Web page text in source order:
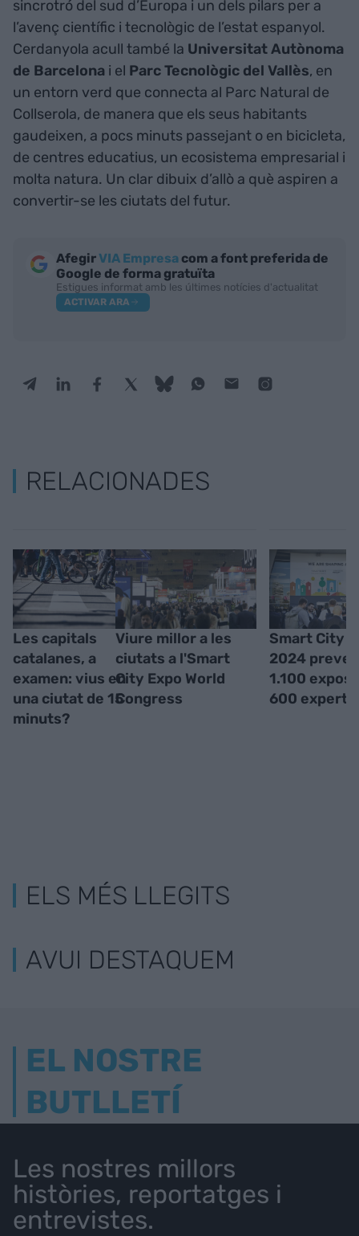
sincrotró del sud d’Europa i un dels pilars per a
l’avenç científic i tecnològic de l’estat espanyol.
Cerdanyola acull també la Universitat Autònoma
de Barcelona i el Parc Tecnològic del Vallès, en
un entorn verd que connecta al Parc Natural de
Collserola, de manera que els seus habitants
gaudeixen, a pocs minuts passejant o en bicicleta,
de centres educatius, un ecosistema empresarial i
molta natura. Un clar dibuix d’allò a què aspiren a
convertir-se les ciutats del futur.
AfegirVIA Empresa com a font preferida de
Google de forma gratuïta
Estigues informat amb les últimes notícies d'actualitat
ACTIVAR ARA
RELACIONADES
Les capitals
catalanes, a
examen: vius en
una ciutat de 15
minuts?
Viure millor a les
ciutats a l'Smart
City Expo World
Congress
Smart City
2024
1.100
600 experts
ELS MÉS LLEGITS
AVUI DESTAQUEM
EL NOSTRE
BUTLLETÍ
Les nostres millors
històries, reportatges i
entrevistes.